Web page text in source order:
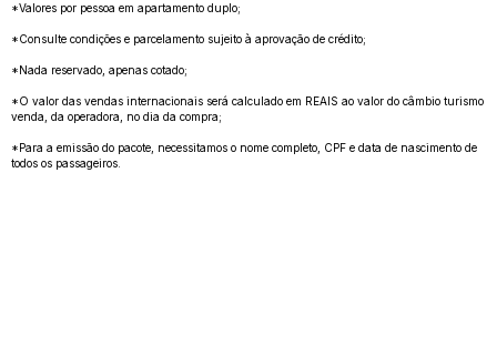
*Valores por pessoa em apartamento duplo;
*Consulte condições e parcelamento sujeito à aprovação de crédito;
*Nada reservado, apenas cotado;
*O valor das vendas internacionais será calculado em REAIS ao valor do câmbio turismo
venda, da operadora, no dia da compra;
*Para a emissão do pacote, necessitamos o nome completo, CPF e data de nascimento de
todos os passageiros.